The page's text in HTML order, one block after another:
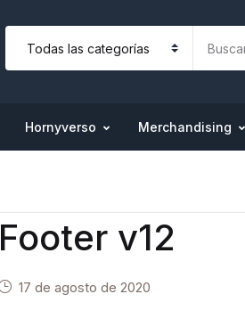
Hornyverso Merchandising
Footer v12
17 de agosto de 2020